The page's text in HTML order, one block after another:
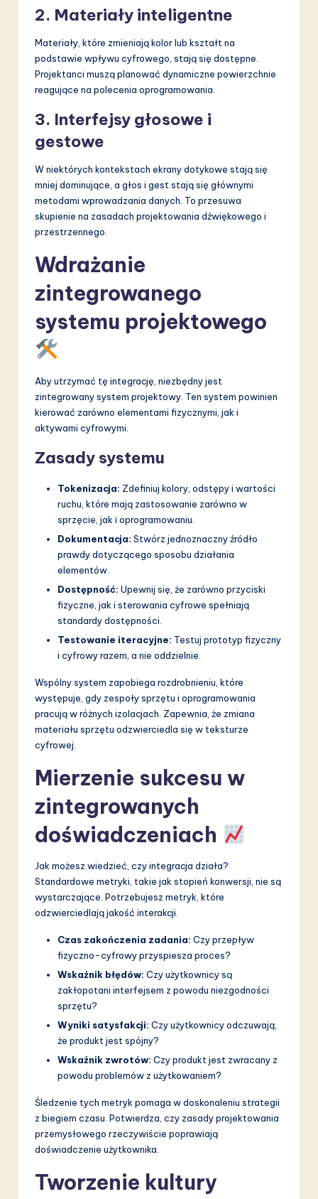
2. Materiały inteligentne
Materiały, które zmieniają kolor lub kształt na
podstawie wpływu cyfrowego, stają się dostępne.
Projektanci muszą planować dynamiczne powierzchnie
reagujące na polecenia oprogramowania.
3. Interfejsy głosowe i
gestowe
W niektórych kontekstach ekrany dotykowe stają się
mniej dominujące, a głos i gest stają się głównymi
metodami wprowadzania danych. To przesuwa
skupienie na zasadach projektowania dźwiękowego i
przestrzennego.
Wdrażanie
zintegrowanego
systemu projektowego
Aby utrzymać tę integrację, niezbędny jest
zintegrowany system projektowy. Ten system powinien
kierować zarówno elementami fizycznymi, jak i
aktywami cyfrowymi.
Zasady systemu
Tokenizacja: Zdefiniuj kolory, odstępy i wartości
ruchu, które mają zastosowanie zarówno w
sprzęcie, jak i oprogramowaniu.
Dokumentacja: Stwórz jednoznaczny źródło
prawdy dotyczącego sposobu działania
elementów.
Dostępność: Upewnij się, że zarówno przyciski
fizyczne, jak i sterowania cyfrowe spełniają
standardy dostępności.
Testowanie iteracyjne: Testuj prototyp fizyczny
i cyfrowy razem, a nie oddzielnie.
Wspólny system zapobiega rozdrobnieniu, które
występuje, gdy zespoły sprzętu i oprogramowania
pracują w różnych izolacjach. Zapewnia, że zmiana
materiału sprzętu odzwierciedla się w teksturze
cyfrowej.
Mierzenie sukcesu w
zintegrowanych
doświadczeniach
Jak możesz wiedzieć, czy integracja działa?
Standardowe metryki, takie jak stopień konwersji, nie są
wystarczające. Potrzebujesz metryk, które
odzwierciedlają jakość interakcji.
Czas zakończenia zadania: Czy przepływ
fizyczno-cyfrowy przyspiesza proces?
Wskaźnik błędów: Czy użytkownicy są
zakłopotani interfejsem z powodu niezgodności
sprzętu?
Wyniki satysfakcji: Czy użytkownicy odczuwają,
że produkt jest spójny?
Wskaźnik zwrotów: Czy produkt jest zwracany z
powodu problemów z użytkowaniem?
Śledzenie tych metryk pomaga w doskonaleniu strategii
z biegiem czasu. Potwierdza, czy zasady projektowania
przemysłowego rzeczywiście poprawiają
doświadczenie użytkownika.
Tworzenie kultury